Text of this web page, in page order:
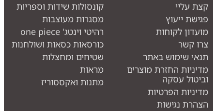
עליי
ייעוץ
לקוחות
קשר
שימוש באתר
החזרת מוצרים
עסקה
הפרטיות
נגישות
קונסולות שידות וספריות
מסגרות מעוצבות
רהיטי וינטג' one piece
כורסאות כסאות ושולחנות
שטיחים ומחצלות
מראות
מתנות ואקססוריז